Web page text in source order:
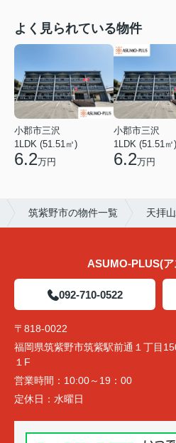
よく見られている物件
小郡市三沢
1LDK (51.51㎡)
6.2万円
小郡市三沢
1LDK (51.51㎡)
6.2万円
筑紫野市の物件一覧 天拝
ASUMO-PLUS(
092-710-0522
〒818-0022
福岡県筑紫野市筑紫駅前通１丁目
１F
営業時間： 10:00～19：00
定休日： 水曜日